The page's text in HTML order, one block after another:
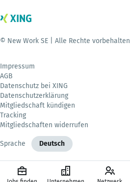
© New Work SE | Alle Rechte vorbehalten
Impressum
AGB
Datenschutz bei XING
Datenschutzerklärung
Mitgliedschaft kündigen
Tracking
Mitgliedschaften widerrufen
Sprache Deutsch